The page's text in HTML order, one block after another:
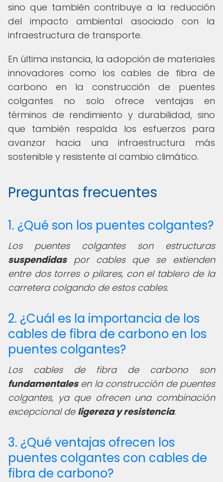
sino que también contribuye a la reducción
del impacto ambiental asociado con la
infraestructura de transporte.
En última instancia, la adopción de materiales
innovadores como los cables de fibra de
carbono en la construcción de puentes
colgantes no solo ofrece ventajas en
términos de rendimiento y durabilidad, sino
que también respalda los esfuerzos para
avanzar hacia una infraestructura más
sostenible y resistente al cambio climático.
Preguntas frecuentes
1. ¿Qué son los puentes colgantes?
Los puentes colgantes son estructuras
suspendidaspor cables que se extienden
entre dos torres o pilares, con el tablero de la
carretera colgando de estos cables.
2. ¿Cuál es la importancia de los
cables de fibra de carbono en los
puentes colgantes?
Los cables de fibra de carbono son
fundamentalesen la construcción de puentes
colgantes, ya que ofrecen una combinación
excepcional de ligereza y resistencia.
3. ¿Qué ventajas ofrecen los
puentes colgantes con cables de
fibra de carbono?